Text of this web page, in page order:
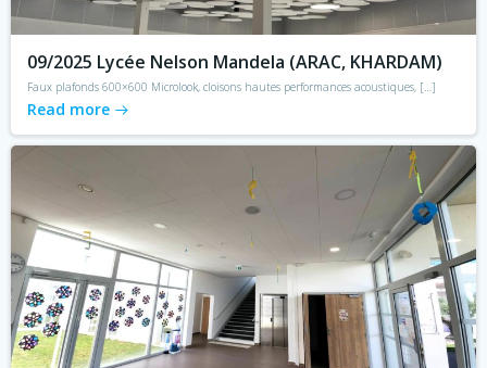
09/2025 Lycée Nelson Mandela (ARAC, KHARDAM)
Faux plafonds 600×600 Microlook, cloisons hautes performances acoustiques, […]
Read more